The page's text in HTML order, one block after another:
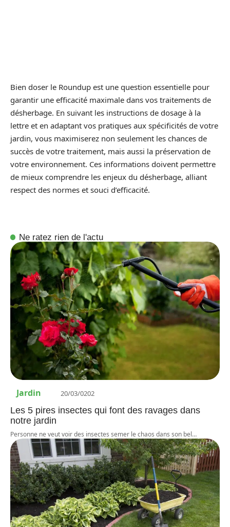
Bien doser le Roundup est une question essentielle pour
garantir une efficacité maximale dans vos traitements de
désherbage. En suivant les instructions de dosage à la
lettre et en adaptant vos pratiques aux spécificités de votre
jardin, vous maximiserez non seulement les chances de
succès de votre traitement, mais aussi la préservation de
votre environnement. Ces informations doivent permettre
de mieux comprendre les enjeux du désherbage, alliant
respect des normes et souci d’efficacité.
Ne ratez rien de l'actu
Jardin 20/03/0202
Les 5 pires insectes qui font des ravages dans
notre jardin
Personne ne veut voir des insectes semer le chaos dans son bel…